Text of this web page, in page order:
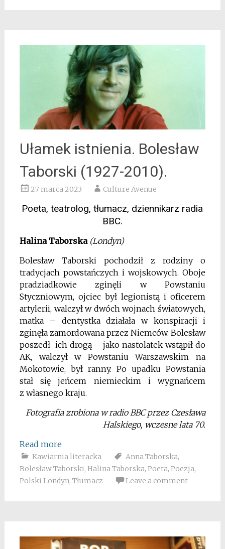
Ułamek istnienia. Bolesław
Taborski (1927-2010).
27 marca 2023 Culture Avenue
Poeta, teatrolog, tłumacz, dziennikarz radia
BBC.
Halina Taborska (Londyn)
Bolesław Taborski pochodził z rodziny o
tradycjach powstańczych i wojskowych. Oboje
pradziadkowie zginęli w Powstaniu
Styczniowym, ojciec był legionistą i oficerem
artylerii, walczył w dwóch wojnach światowych,
matka – dentystka działała w konspiracji i
zginęła zamordowana przez Niemców. Bolesław
poszedł ich drogą – jako nastolatek wstąpił do
AK, walczył w Powstaniu Warszawskim na
Mokotowie, był ranny. Po upadku Powstania
stał się jeńcem niemieckim i wygnańcem
z własnego kraju.
Fotografia zrobiona w radio BBC przez Czesława
Halskiego, wczesne lata 70.
Read more
Kawiarnia literacka Anna Taborska,
Bolesław Taborski, Halina Taborska, Poeta, Poezja,
Polski Londyn, Tłumacz Leave a comment